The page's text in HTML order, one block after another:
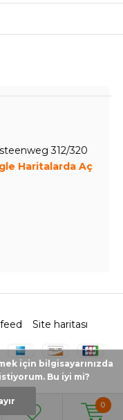
0
312/320
Haritalarda Aç
by DMWS.nl
Site haritası
için bilgisayarınızda
Bu iyi mi?